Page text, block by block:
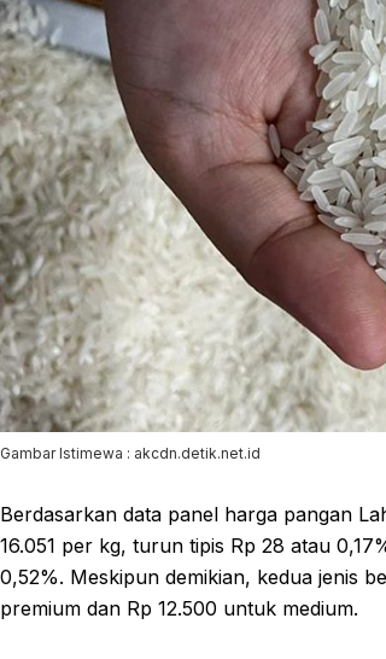
Gambar Istimewa : akcdn.detik.net.id
Berdasarkan data panel harga pangan
16.051 per kg, turun tipis Rp 28 atau
0,52%. Meskipun demikian, kedua jenis
premium dan Rp 12.500 untuk medium.